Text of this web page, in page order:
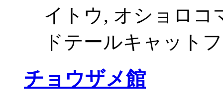
イトウ, オショロコ
ドテールキャット
チョウザメ館